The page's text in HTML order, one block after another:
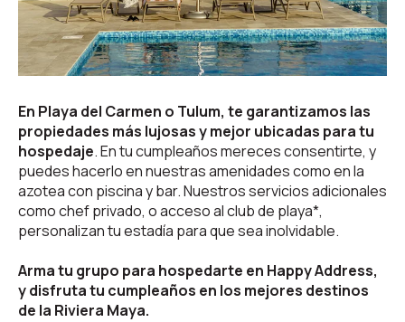
En Playa del Carmen o Tulum, te garantizamos las
propiedades más lujosas y mejor ubicadas para tu
hospedaje. En tu cumpleaños mereces consentirte, y
puedes hacerlo en nuestras amenidades como en la
azotea con piscina y bar. Nuestros servicios adicionales
como chef privado, o acceso al club de playa*,
personalizan tu estadía para que sea inolvidable.
Arma tu grupo para hospedarte en Happy Address,
y disfruta tu cumpleaños en los mejores destinos
de la Riviera Maya.